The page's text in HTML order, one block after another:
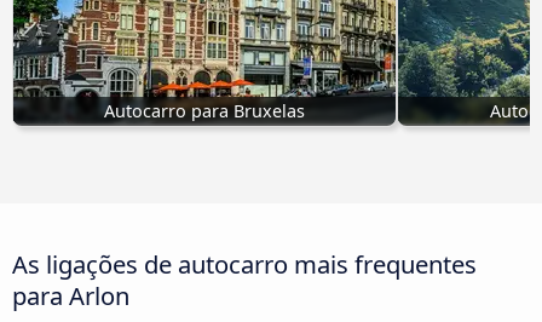
Autocarro para Bruxelas
As ligações de autocarro mais frequentes
para Arlon